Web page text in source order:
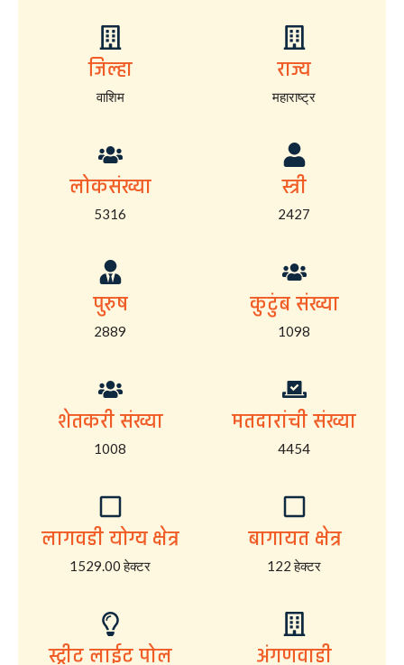
जिल्हा
वाशिम
राज्य
महाराष्ट्र
लोकसंख्या
5316
स्त्री
2427
पुरुष
2889
कुटुंब संख्या
1098
शेतकरी संख्या
1008
मतदारांची संख्या
4454
लागवडी योग्य क्षेत्र
1529.00 हेक्टर
बागायत क्षेत्र
122 हेक्टर
स्ट्रीट लाईट पोल अंगणवाडी